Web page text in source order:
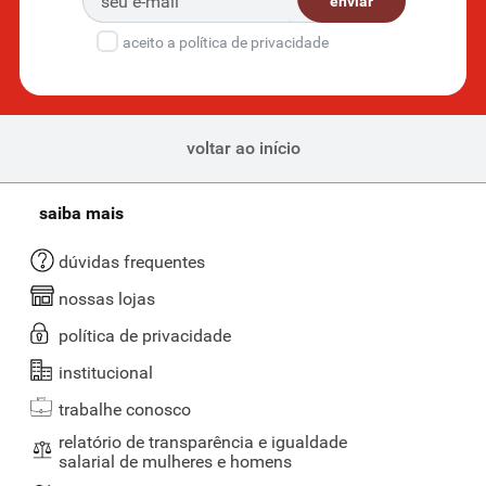
Esmaltes e bases
pés, que tal dar um pouco de estilo a eles? O Supernosso tem uma
esmalte à base de acetona, esmalte nutri com base pró-
fortalecimento em 8 ml, além de esmaltes transparentes e com óleos
mesmo!
Talcos e desodorantes para os pés
Para manter a higiene dos seus pés em um dia intenso de trabalho
ou de atividades físicas, temos disponíveis diferentes opções de
talcos e desodorantes para os pés, em pó ou aerossol.
Os produtos da Baruel, como Tenys Pé, são oferecidos com
desodorante pode ser aplicado tanto antes como depois das
aceito a política de privacidade
voltar ao início
saiba mais
dúvidas frequentes
nossas lojas
política de privacidade
institucional
trabalhe conosco
relatório de transparência e igualdade
salarial de mulheres e homens